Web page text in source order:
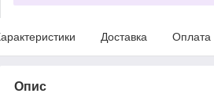
Доставка Оплата
Опис